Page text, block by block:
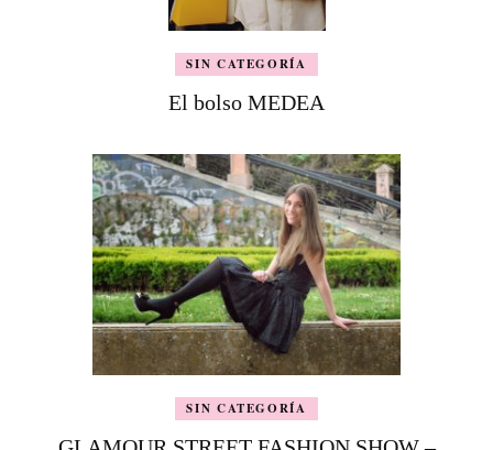
SIN CATEGORÍA
El bolso MEDEA
SIN CATEGORÍA